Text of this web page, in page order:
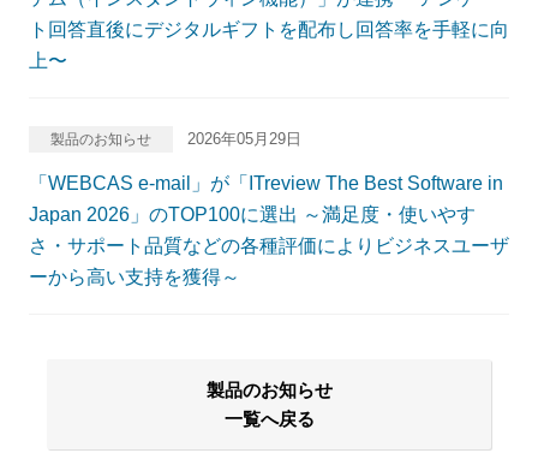
ト回答直後にデジタルギフトを配布し回答率を手軽に向
上〜
製品のお知らせ 2026年05月29日
「WEBCAS e-mail」が「ITreview The Best Software in
Japan 2026」のTOP100に選出 ～満足度・使いやす
さ・サポート品質などの各種評価によりビジネスユーザ
ーから高い支持を獲得～
製品のお知らせ
一覧へ戻る